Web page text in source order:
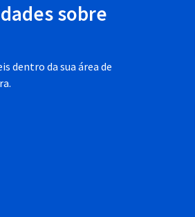
sobre
dentro da sua área de